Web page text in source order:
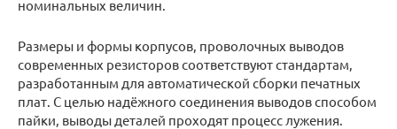
номинальных величин.
Размеры и формы корпусов, проволочных выводов
современных резисторов соответствуют стандартам,
разработанным для автоматической сборки печатных
плат. С целью надёжного соединения выводов способом
пайки, выводы деталей проходят процесс лужения.